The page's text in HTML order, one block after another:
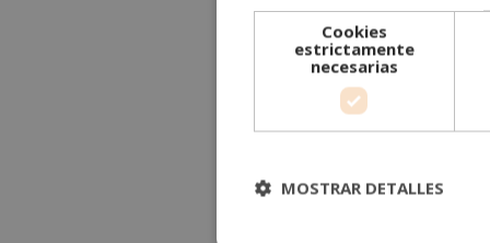
Cookies
estrictamente
necesarias
MOSTRAR DETALLES